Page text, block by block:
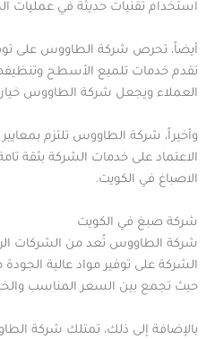
استخدام تقنيات حديثة في عمليات
أيضاً، تحرص شركة الطاووس على
تقدم خدمات تلميع الأسطح
العملاء ويجعل شركة الطاووس
وأخيراً، شركة الطاووس تلتزم
الاعتماد على خدمات الشركة
الاصباغ في الكويت.
شركة صبغ في الكويت
شركة الطاووس تُعد من الشركات
الشركة على توفير مواد عالية
حيث تجمع بين السعر المناسب
بالإضافة إلى ذلك، تمتلك شركة